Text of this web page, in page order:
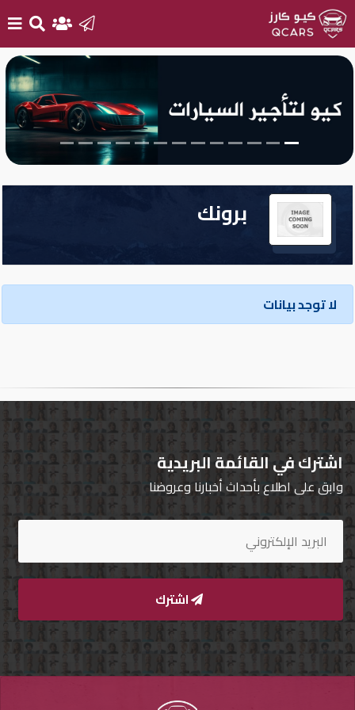
بيع
سيارتك
أحدث
السيارات
سيارات
جديدة
سيارات
تسجيل
الدخول
English
مستثمري
السيارات
الماركات
مطلوب
برونك
لا توجد بيانات
اشترك في القائمة البريدية
وابق على اطلاع بأحداث أخبارنا وعروضنا
اشترك